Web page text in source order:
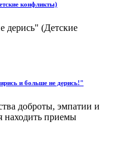
конфликты)
дерись" (Детские
и больше не дерись!"
доброты, эмпатии и
находить приемы